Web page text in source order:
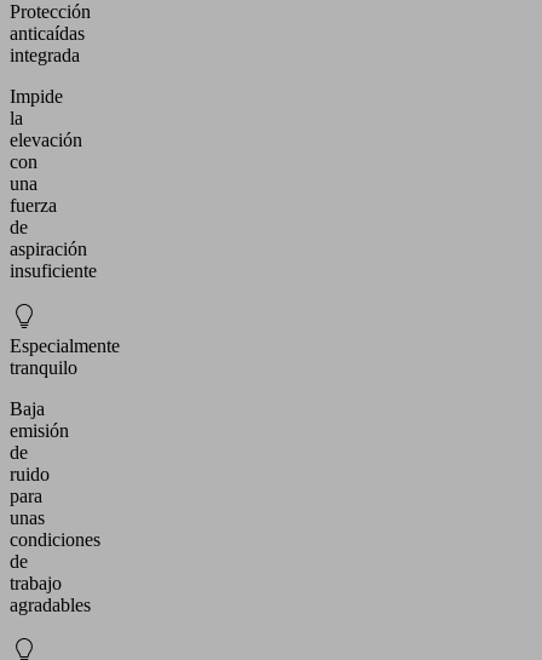
Protección
anticaídas
integrada
Impide
la
elevación
con
una
fuerza
de
aspiración
insuficiente
Especialmente
tranquilo
Baja
emisión
de
ruido
para
unas
condiciones
de
trabajo
agradables